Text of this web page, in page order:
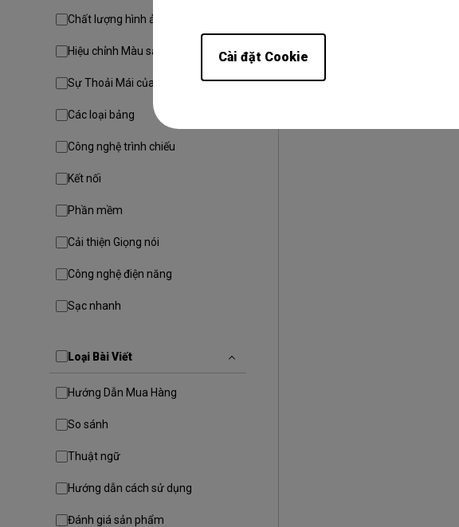
Cài đặt Cookie
Chất lượng hình ảnh
Hiệu chỉnh Màu sắc
Sự Thoải Mái của Người Dùng
Các loại bảng
Công nghệ trình chiếu
Kết nối
Phần mềm
Cải thiện Giọng nói
Công nghệ điện năng
Sạc nhanh
Loại Bài Viết
Hướng Dẫn Mua Hàng
So sánh
Thuật ngữ
Hướng dẫn cách sử dụng
Đánh giá sản phẩm